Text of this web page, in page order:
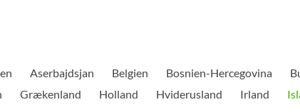
Aserbajdsjan Belgien Bosnien-Hercegovina
Grækenland Holland Hviderusland Irland